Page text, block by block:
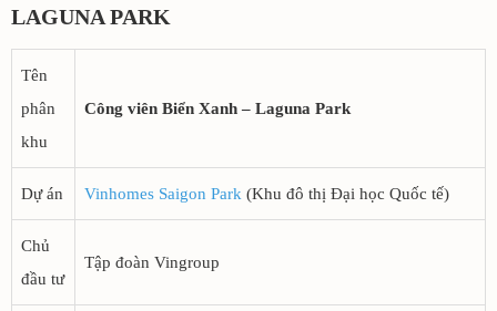
LAGUNA PARK
Tên
phân
khu
Công viên Biển Xanh – Laguna Park
Dự án Vinhomes Saigon Park (Khu đô thị Đại học Quốc tế)
Chủ
đầu tư
Tập đoàn Vingroup